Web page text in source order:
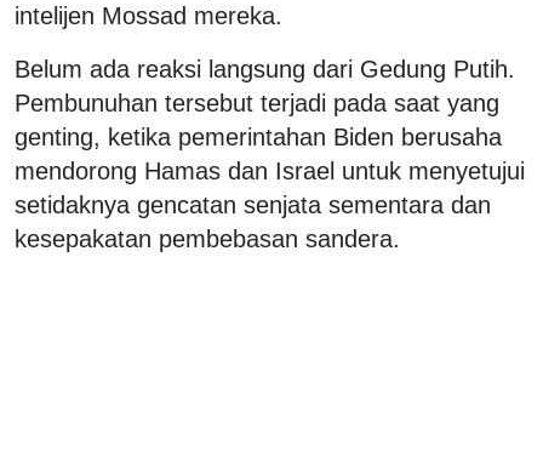
intelijen Mossad mereka.
Belum ada reaksi langsung dari Gedung Putih.
Pembunuhan tersebut terjadi pada saat yang
genting, ketika pemerintahan Biden berusaha
mendorong Hamas dan Israel untuk menyetujui
setidaknya gencatan senjata sementara dan
kesepakatan pembebasan sandera.